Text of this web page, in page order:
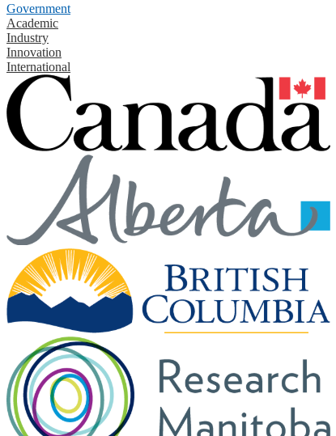
Government
Academic
Industry
Innovation
International